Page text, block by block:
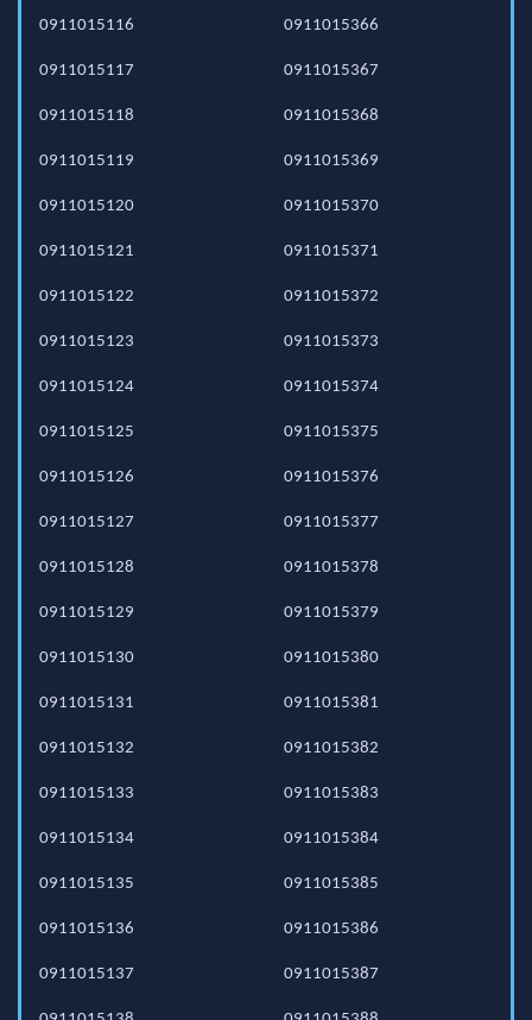
0911015116
0911015117
0911015118
0911015119
0911015120
0911015121
0911015122
0911015123
0911015124
0911015125
0911015126
0911015127
0911015128
0911015129
0911015130
0911015131
0911015132
0911015133
0911015134
0911015135
0911015136
0911015137
0911015366
0911015367
0911015368
0911015369
0911015370
0911015371
0911015372
0911015373
0911015374
0911015375
0911015376
0911015377
0911015378
0911015379
0911015380
0911015381
0911015382
0911015383
0911015384
0911015385
0911015386
0911015387